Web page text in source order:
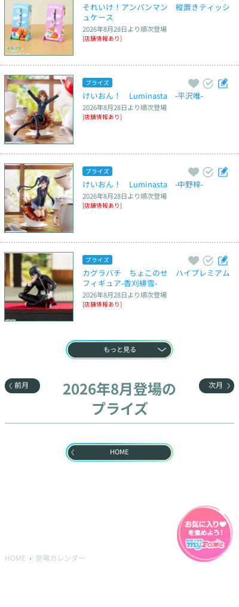
それいけ！アンパンマン　縦置きティッシ
ュケース
2026年8月28日より順次登場
[店舗情報あり]
プライズ
けいおん！　Luminasta　‐平沢唯‐
2026年8月28日より順次登場
[店舗情報あり]
プライズ
けいおん！　Luminasta　‐中野梓‐
2026年8月28日より順次登場
[店舗情報あり]
プライズ
カグラバチ　ちょこのせ　ハイプレミアム
フィギュア‐香刈緋雪‐
2026年8月28日より順次登場
[店舗情報あり]
もっと見る
前月 次月
2026年8月登場の
プライズ
HOME
HOME 登場カレンダー